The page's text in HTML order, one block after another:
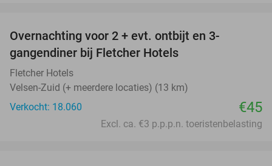
Overnachting voor 2 + evt. ontbijt en 3-
gangendiner bij Fletcher Hotels
Fletcher Hotels
Velsen-Zuid (+ meerdere locaties) (13 km)
Verkocht: 18.060
€45
Excl. ca. €3 p.p.p.n. toeristenbelasting